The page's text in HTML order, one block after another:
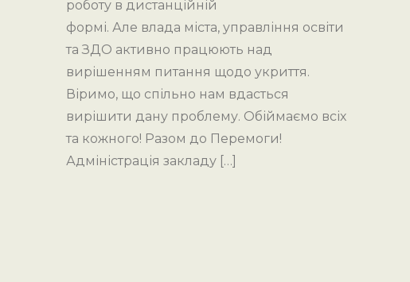
роботу в дистанційній
формі. Але влада міста, управління освіти
та ЗДО активно працюють над
вирішенням питання щодо укриття.
Віримо, що спільно нам вдасться
вирішити дану проблему. Обіймаємо всіх
та кожного! Разом до Перемоги!
Адміністрація закладу […]